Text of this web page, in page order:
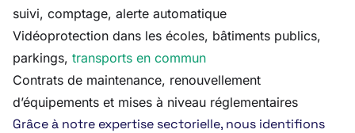
suivi, comptage, alerte automatique
Vidéoprotection dans les écoles, bâtiments publics,
parkings, transports en commun
Contrats de maintenance, renouvellement
d’équipements et mises à niveau réglementaires
Grâce à notre expertise sectorielle, nous identifions